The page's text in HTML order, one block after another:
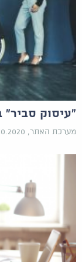
"עיסוק סביר"
מערכת האתר, 12.10.2020